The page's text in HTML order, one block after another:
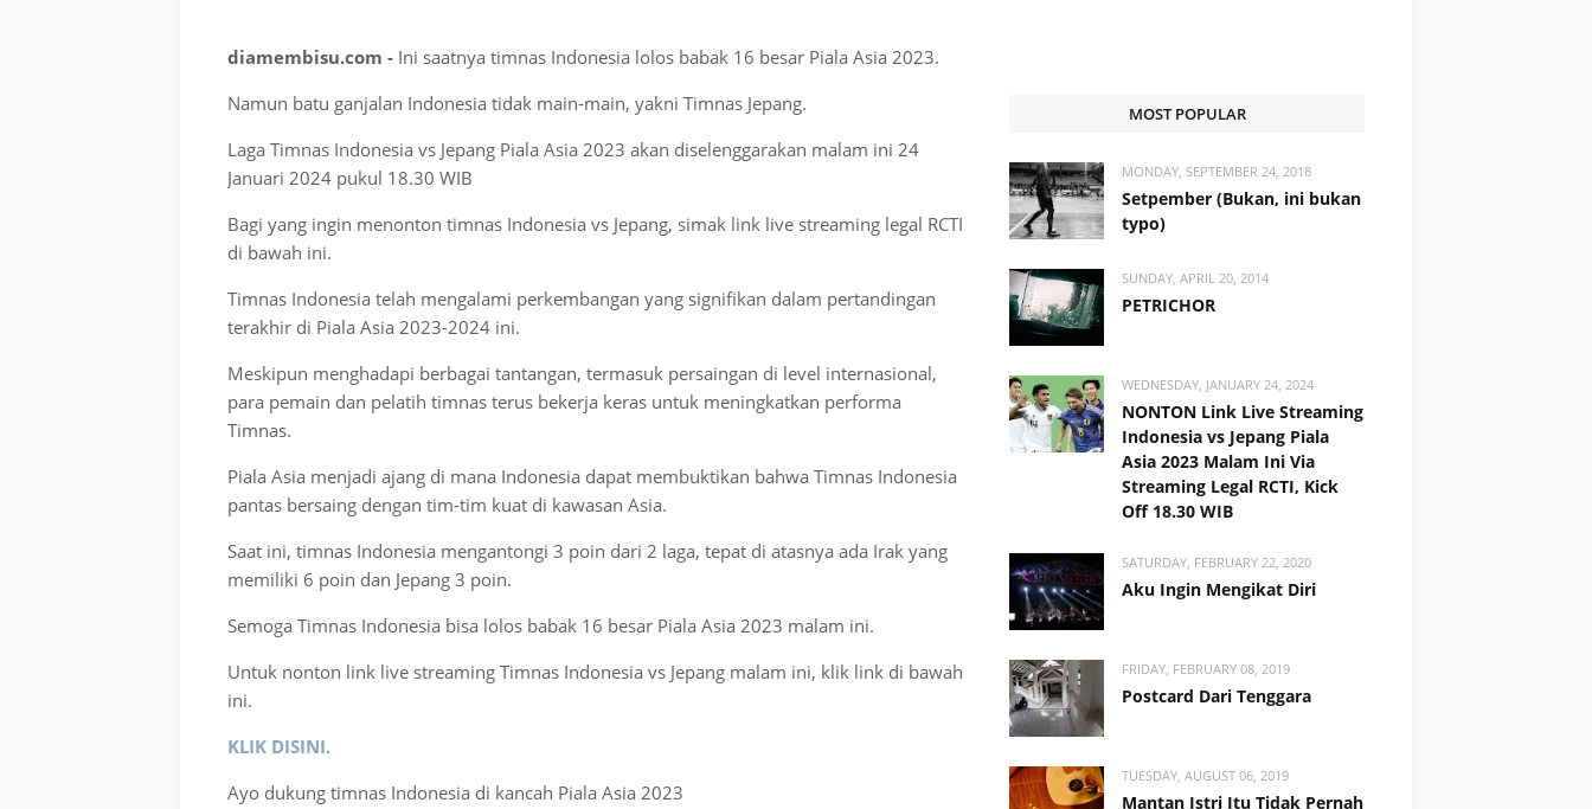
diamembisu.com - Ini saatnya timnas Indonesia lolos babak 16 besar Piala Asia 2023.
Namun batu ganjalan Indonesia tidak main-main, yakni Timnas Jepang.
Laga Timnas Indonesia vs Jepang Piala Asia 2023 akan diselenggarakan malam ini 24
Januari 2024 pukul 18.30 WIB
Bagi yang ingin menonton timnas Indonesia vs Jepang, simak link live streaming legal RCTI
di bawah ini.
Timnas Indonesia telah mengalami perkembangan yang signifikan dalam pertandingan
terakhir di Piala Asia 2023-2024 ini.
Meskipun menghadapi berbagai tantangan, termasuk persaingan di level internasional,
para pemain dan pelatih timnas terus bekerja keras untuk meningkatkan performa
Timnas.
Piala Asia menjadi ajang di mana Indonesia dapat membuktikan bahwa Timnas Indonesia
pantas bersaing dengan tim-tim kuat di kawasan Asia.
Saat ini, timnas Indonesia mengantongi 3 poin dari 2 laga, tepat di atasnya ada Irak yang
memiliki 6 poin dan Jepang 3 poin.
Semoga Timnas Indonesia bisa lolos babak 16 besar Piala Asia 2023 malam ini.
Untuk nonton link live streaming Timnas Indonesia vs Jepang malam ini, klik link di bawah
ini.
KLIK DISINI.
Ayo dukung timnas Indonesia di kancah Piala Asia 2023
MOST POPULAR
MONDAY, SEPTEMBER 24, 2018
Setpember (Bukan, ini bukan
typo)
SUNDAY, APRIL 20, 2014
PETRICHOR
WEDNESDAY, JANUARY 24, 2024
NONTON Link Live Streaming
Indonesia vs Jepang Piala
Asia 2023 Malam Ini Via
Streaming Legal RCTI, Kick
Off 18.30 WIB
SATURDAY, FEBRUARY 22, 2020
Aku Ingin Mengikat Diri
FRIDAY, FEBRUARY 08, 2019
Postcard Dari Tenggara
TUESDAY, AUGUST 06, 2019
Mantan Istri Itu Tidak Pernah